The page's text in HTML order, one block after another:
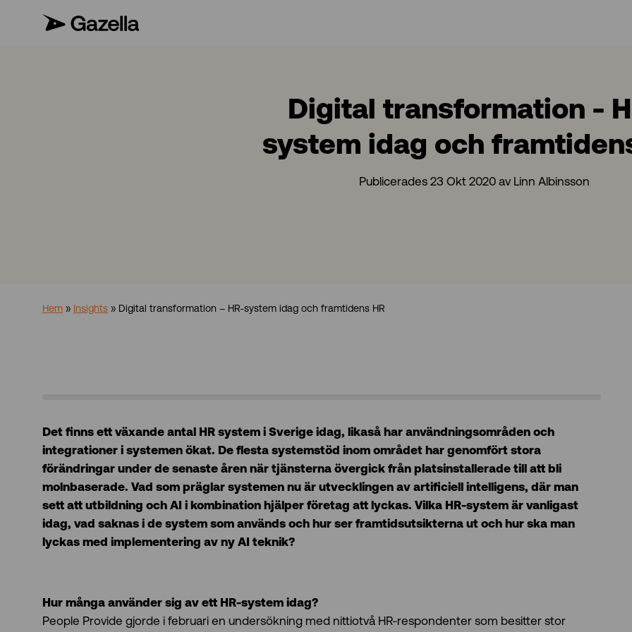
Digital transformation -
system idag och
Publicerades 23 Okt 2020 av Linn Albinsson
Hem » Insights » Digital transformation – HR-system idag och framtidens HR
Det finns ett växande antal HR system i Sverige idag, likaså har användningsområden och
integrationer i systemen ökat. De flesta systemstöd inom området har genomfört stora
förändringar under de senaste åren när tjänsterna övergick från platsinstallerade till att bli
molnbaserade. Vad som präglar systemen nu är utvecklingen av artificiell intelligens, där man
sett att utbildning och AI i kombination hjälper företag att lyckas. Vilka HR-system är vanligast
idag, vad saknas i de system som används och hur ser framtidsutsikterna ut och hur ska man
lyckas med implementering av ny AI teknik?
Hur många använder sig av ett HR-system idag?
People Provide gjorde i februari en undersökning med nittiotvå HR-respondenter som besitter stor